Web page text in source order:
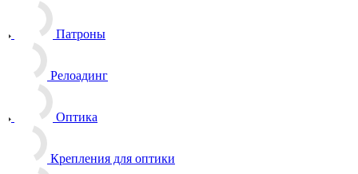
Патроны
Релоадинг
Оптика
Крепления для оптики